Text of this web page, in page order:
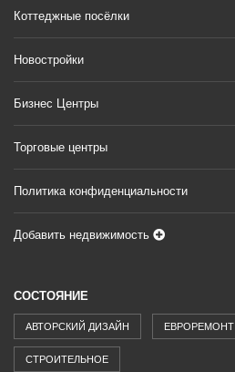
Коттеджные посёлки
Новостройки
Бизнес Центры
Торговые центры
Политика конфиденциальности
Добавить недвижимость
СОСТОЯНИЕ
АВТОРСКИЙ ДИЗАЙН ЕВРОРЕМОНТ
СТРОИТЕЛЬНОЕ